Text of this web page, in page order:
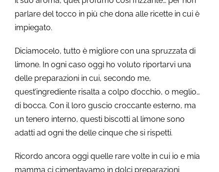
parlare del tocco in più che dona alle ricette in cui è
impiegato.
Diciamocelo, tutto è migliore con una spruzzata di
limone. In ogni caso oggi ho voluto riportarvi una
delle preparazioni in cui, secondo me,
quest’ingrediente risalta a colpo d’occhio, o meglio…
di bocca. Con il loro guscio croccante esterno, ma
un tenero interno, questi biscotti al limone sono
adatti ad ogni the delle cinque che si rispetti.
Ricordo ancora oggi quelle rare volte in cui io e mia
mamma ci cimentavamo in dolci preparazioni